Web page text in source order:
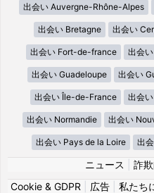
出会い Auvergne-Rhône-Alpes
出会い Bretagne 出会い
出会い Fort-de-france 出会
出会い Guadeloupe 出会い
出会い Île-de-France 出会
出会い Normandie 出会い
出会い Pays de la Loire 出
ニュース 詐
Cookie & GDPR
広告 私たち